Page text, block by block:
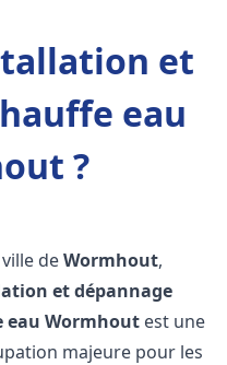
et
eau
?
ville deWormhout,
et dépannage
eau Wormhout est une
majeure pour les